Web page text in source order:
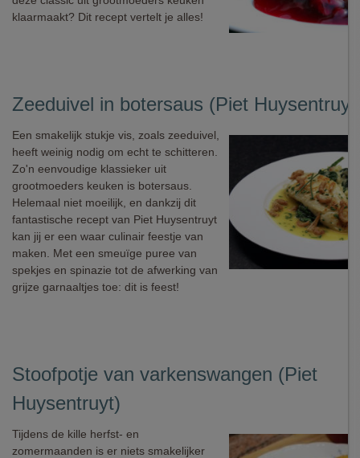
klaarmaakt? Dit recept vertelt je alles!
Zeeduivel in botersaus (Piet
Een smakelijk stukje vis, zoals zeeduivel,
heeft weinig nodig om echt te schitteren.
Zo'n eenvoudige klassieker uit
grootmoeders keuken is botersaus.
Helemaal niet moeilijk, en dankzij dit
fantastische recept van Piet Huysentruyt
kan jij er een waar culinair feestje van
maken. Met een smeuïge puree van
spekjes en spinazie tot de afwerking van
grijze garnaaltjes toe: dit is feest!
Stoofpotje van varkenswangen (Piet
Huysentruyt)
Tijdens de kille herfst- en
zomermaanden is er niets smakelijker